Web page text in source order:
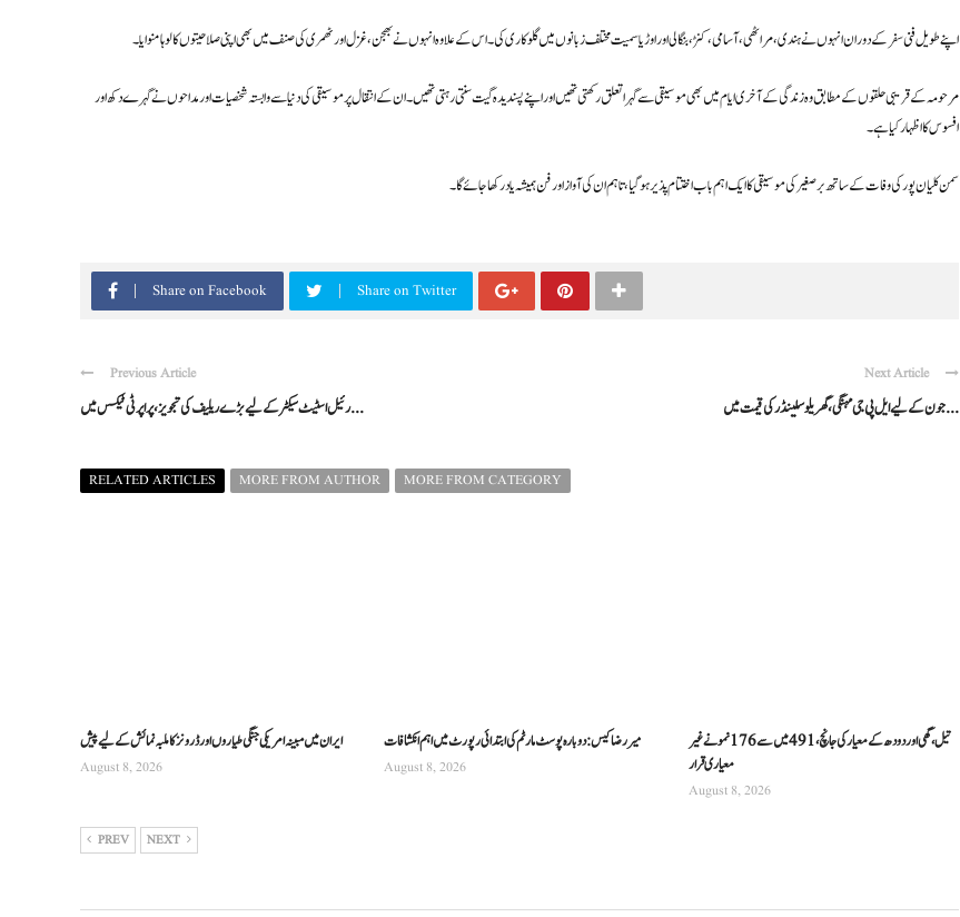
اپنے طویل فنی سفر کے دوران انہوں نے ہندی، مراٹھی، آسامی، کنڑ، بنگالی اور اوڑیا سمیت مختلف زبانوں میں گلوکاری کی۔ اس کے علاوہ انہوں نے بھجن، غزل اور ٹھمری کی صنف میں بھی اپنی صلاحیتوں کا لوہا منوایا۔
مرحومہ کے قریبی حلقوں کے مطابق وہ زندگی کے آخری ایام میں بھی موسیقی سے گہرا تعلق رکھتی تھیں اور اپنے پسندیدہ گیت سنتی رہتی تھیں۔ ان کے انتقال پر موسیقی کی دنیا سے وابستہ شخصیات اور مداحوں نے گہرے دکھ اور
افسوس کا اظہار کیا ہے۔
سمن کلیان پور کی وفات کے ساتھ برصغیر کی موسیقی کا ایک اہم باب اختتام پذیر ہوگیا، تاہم ان کی آواز اور فن ہمیشہ یاد رکھا جائے گا۔
Share on Facebook Share on Twitter
Previous Article
رئیل اسٹیٹ سیکٹر کے لیے بڑے ریلیف کی تجویز، پراپرٹی ٹیکس میں ...
Next Article
جون کے لیے ایل پی جی مہنگی، گھریلو سلینڈر کی قیمت میں ...
RELATED ARTICLES MORE FROM AUTHOR MORE FROM CATEGORY
ایران میں مبینہ امریکی جنگی طیاروں اور ڈرونز کا ملبہ نمائش کے لیے پیش
August 8, 2026
میر رضا کیس: دوبارہ پوسٹ مارٹم کی ابتدائی رپورٹ میں اہم انکشافات
August 8, 2026
تیل، گھی اور دودھ کے معیار کی جانچ، 491 میں سے 176 نمونے غیر
معیاری قرار
August 8, 2026
PREV NEXT